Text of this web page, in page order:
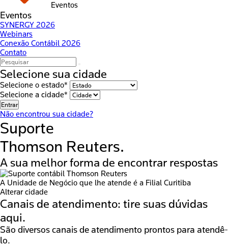
Eventos
Eventos
SYNERGY 2026
Webinars
Conexão Contábil 2026
Contato
Selecione sua cidade
Selecione o estado*
Selecione a cidade*
Entrar
Não encontrou sua cidade?
Suporte
Thomson Reuters.
A sua melhor forma de encontrar respostas
A Unidade de Negócio que lhe atende é a Filial Curitiba
Alterar cidade
Canais de atendimento: tire suas dúvidas
aqui.
São diversos canais de atendimento prontos para atendê-
lo.